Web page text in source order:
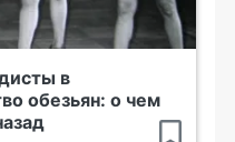
в
обезьян: о чем